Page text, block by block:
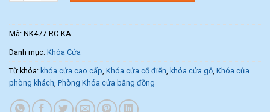
Mã: NK477-RC-KA
Danh mục: Khóa Cửa
Từ khóa: khóa cửa cao cấp Khóa cửa cổ điển khóa cửa gỗ Khóa cửa
phòng khách Phòng Khóa cửa bằng đồng